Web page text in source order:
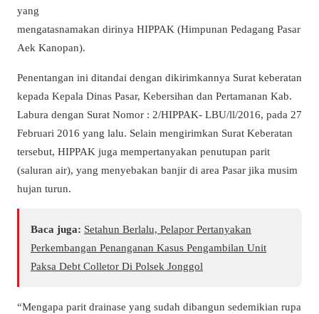
yang
mengatasnamakan dirinya HIPPAK (Himpunan Pedagang Pasar
Aek Kanopan).
Penentangan ini ditandai dengan dikirimkannya Surat keberatan
kepada Kepala Dinas Pasar, Kebersihan dan Pertamanan Kab.
Labura dengan Surat Nomor : 2/HIPPAK- LBU/ll/2016, pada 27
Februari 2016 yang lalu. Selain mengirimkan Surat Keberatan
tersebut, HIPPAK juga mempertanyakan penutupan parit
(saluran air), yang menyebakan banjir di area Pasar jika musim
hujan turun.
Baca juga: Setahun Berlalu, Pelapor Pertanyakan
Perkembangan Penanganan Kasus Pengambilan Unit
Paksa Debt Colletor Di Polsek Jonggol
“Mengapa parit drainase yang sudah dibangun sedemikian rupa